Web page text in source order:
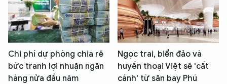
Chi phí dự phòng chia rẽ
bức tranh lợi nhuận ngân
hàng nửa đầu năm
Ngọc trai, biển đảo và
huyền thoại Việt sẽ 'cất
cánh' từ sân bay Phú